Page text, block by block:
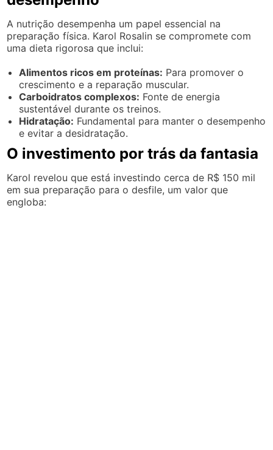
A nutrição desempenha um papel essencial na
preparação física. Karol Rosalin se compromete com
uma dieta rigorosa que inclui:
Alimentos ricos em proteínas: Para promover o
crescimento e a reparação muscular.
Carboidratos complexos: Fonte de energia
sustentável durante os treinos.
Hidratação: Fundamental para manter o desempenho
e evitar a desidratação.
O investimento por trás da fantasia
Karol revelou que está investindo cerca de R$ 150 mil
em sua preparação para o desfile, um valor que
engloba: